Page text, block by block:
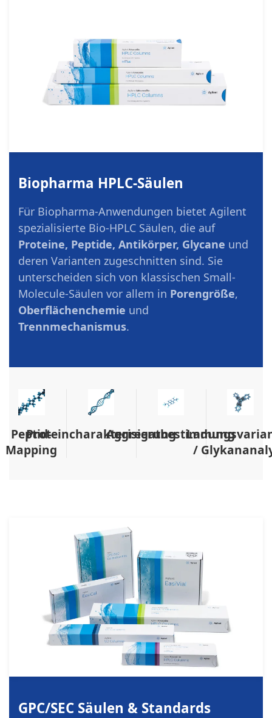
Biopharma HPLC-Säulen
Für Biopharma-Anwendungen bietet Agilent
spezialisierte Bio-HPLC Säulen, die auf
Proteine, Peptide, Antikörper, Glycane und
deren Varianten zugeschnitten sind. Sie
unterscheiden sich von klassischen Small-
Molecule-Säulen vor allem in Porengröße,
Oberflächenchemie und
Trennmechanismus.
Peptid-
Mapping
Proteincharakterisierung
Aggregatbestimmung
/
GPC/SEC Säulen & Standards